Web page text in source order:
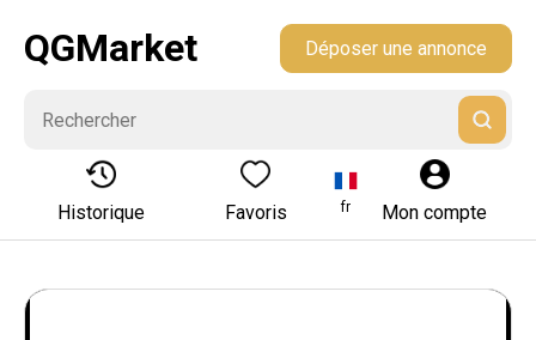
QGMarket Déposer une annonce
Historique Favoris fr Mon compte